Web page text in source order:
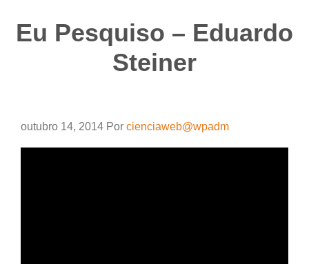
Eu Pesquiso – Eduardo
Steiner
outubro 14, 2014 Por cienciaweb@wpadm